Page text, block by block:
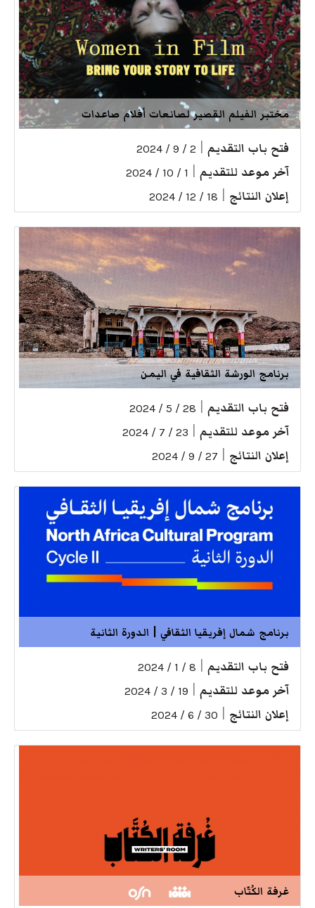
مختبر الفيلم القصير لصانعات أفلام صاعدات
فتح باب التقديم 2 / 9 / 2024
آخر موعد للتقديم 1 / 10 / 2024
إعلان النتائج 18 / 12 / 2024
برنامج الورشة الثقافية في اليمن
فتح باب التقديم 28 / 5 / 2024
آخر موعد للتقديم 23 / 7 / 2024
إعلان النتائج 27 / 9 / 2024
برنامج شمال إفريقيا الثقافي | الدورة الثانية
فتح باب التقديم 8 / 1 / 2024
آخر موعد للتقديم 19 / 3 / 2024
إعلان النتائج 30 / 6 / 2024
غرفة الكُتّاب